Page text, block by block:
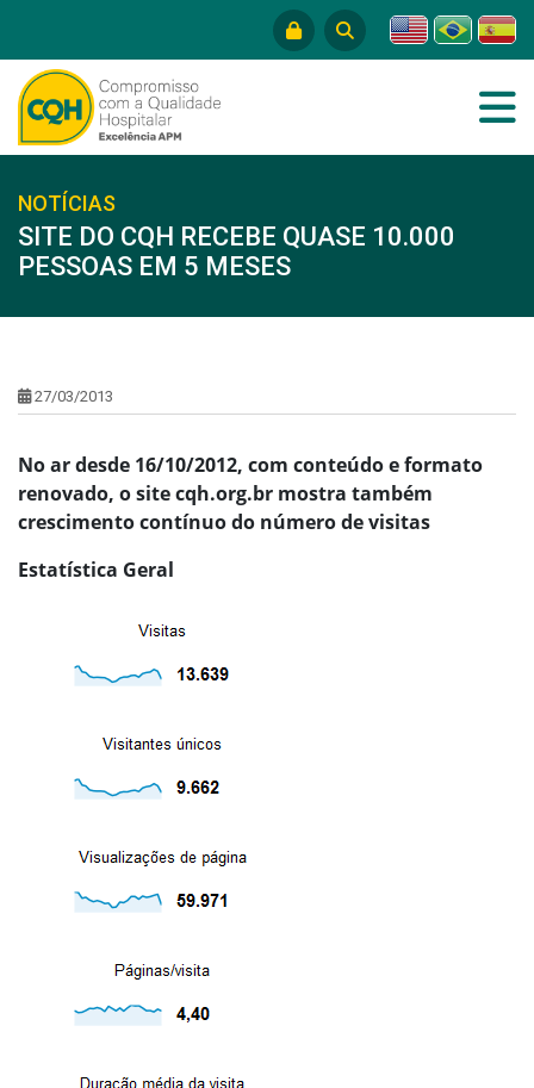
NOTÍCIAS
SITE DO CQH RECEBE QUASE 10.000
PESSOAS EM 5 MESES
27/03/2013
No ar desde 16/10/2012, com conteúdo e formato
renovado, o site cqh.org.br mostra também
crescimento contínuo do número de visitas
Estatística Geral